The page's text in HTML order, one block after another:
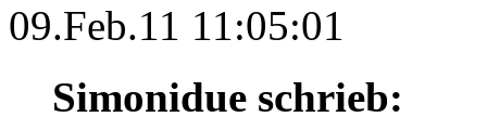
09.Feb.11 11:05:01
Simonidue schrieb: